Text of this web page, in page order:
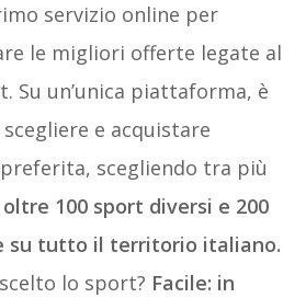
servizio online per
le migliori offerte legate al
Su un’unica piattaforma, è
e acquistare
scegliendo tra più
100 sport diversi e 200
su tutto il territorio italiano.
lo sport? Facile: in